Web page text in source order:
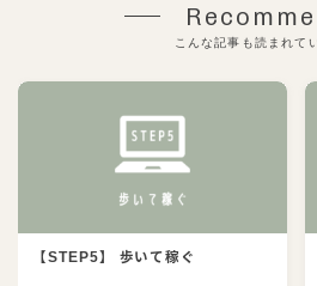
こんな記事も読まれて
【STEP5】 歩いて稼ぐ